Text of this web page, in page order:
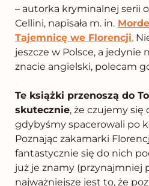
– autorka kryminalnej serii
Cellini, napisała m. in.
Tajemnicę we Florencji.
jeszcze w Polsce, a jedynie
znacie angielski, polecam
.
Te książki przenoszą do
skutecznie, że czujemy się
gdybyśmy spacerowali po
Poznając zakamarki
fantastycznie się do nich
już je znamy (przynajmniej
najważniejsze jest to, że